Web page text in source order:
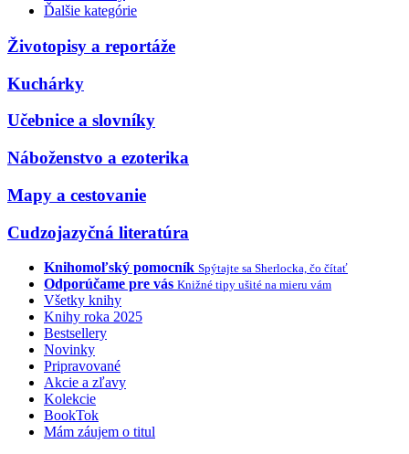
Ďalšie kategórie
Životopisy a reportáže
Kuchárky
Učebnice a slovníky
Náboženstvo a ezoterika
Mapy a cestovanie
Cudzojazyčná literatúra
Knihomoľský pomocník Spýtajte sa Sherlocka, čo čítať
Odporúčame pre vás Knižné tipy ušité na mieru vám
Všetky knihy
Knihy roka 2025
Bestsellery
Novinky
Pripravované
Akcie a zľavy
Kolekcie
BookTok
Mám záujem o titul